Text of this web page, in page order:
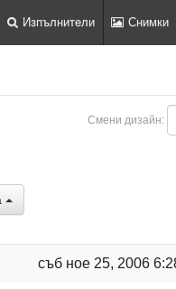
Изпълнители Снимки
Смени дизайн:
съб ное 25, 2006